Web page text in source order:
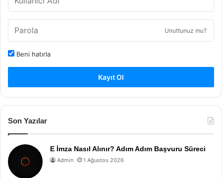
Unuttunuz mu?
Beni hatırla
Kayıt Ol
Son Yazılar
E İmza Nasıl Alınır? Adım Adım Başvuru Süreci
Admin 1 Ağustos 2026